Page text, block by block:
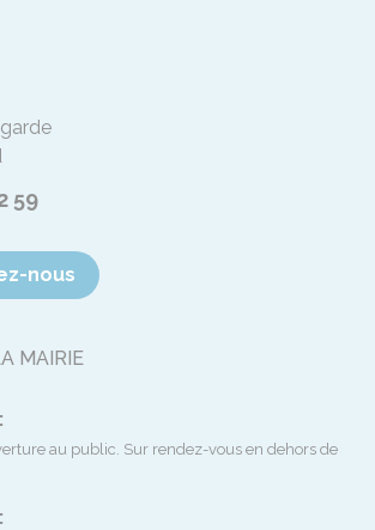
59
nous
MAIRIE
au public. Sur rendez-vous en dehors de